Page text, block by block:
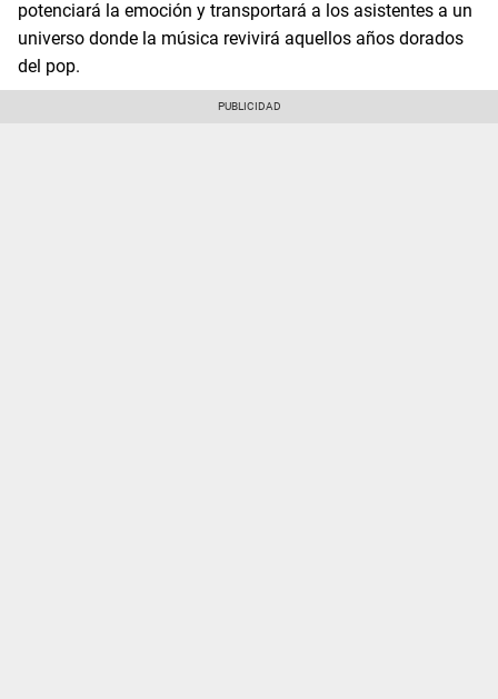
potenciará la emoción y transportará a los asistentes a un
universo donde la música revivirá aquellos años dorados
del pop.